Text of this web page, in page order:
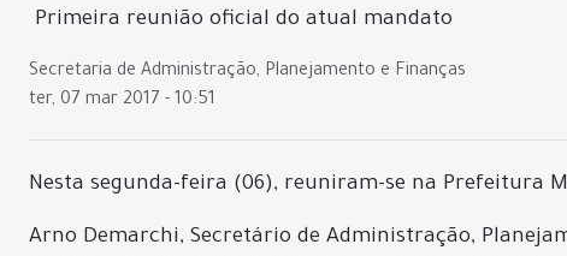
Primeira reunião oficial do atual mandato
Secretaria de Administração, Planejamento e Finanças
ter, 07 mar 2017 - 10:51
Nesta segunda-feira (06), reuniram-se na Prefeitura
Arno Demarchi, Secretário de Administração,